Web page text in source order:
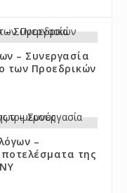
– Συνεργασία
των Προεδρικών
–
της